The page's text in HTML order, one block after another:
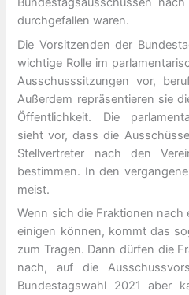
durchgefallen waren.
Die Vorsitzenden der
wichtige Rolle im
Ausschusssitzungen vor,
Außerdem repräsentieren sie
Öffentlichkeit. Die
sieht vor, dass die
Stellvertreter nach den
bestimmen. In den
meist.
Wenn sich die Fraktionen
einigen können, kommt das
zum Tragen. Dann dürfen die
nach, auf die
Bundestagswahl 2021 aber